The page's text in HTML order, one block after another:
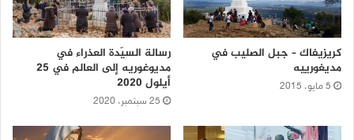
كريزيفاك – جبل الصليب في
مديغورييه
5 مايو، 2015
رسالة السيّدة العذراء في
مديوغوريه إلى العالم في 25
أيلول 2020
25 سبتمبر، 2020